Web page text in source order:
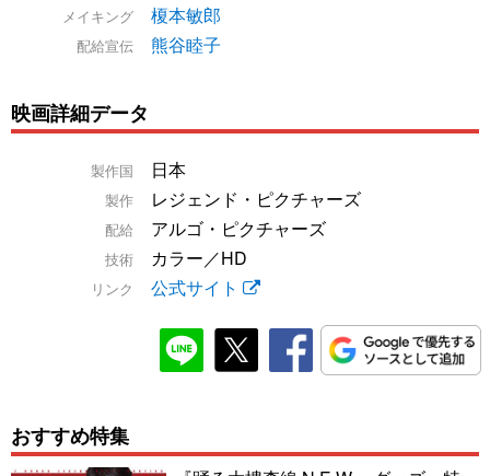
メイキング 榎本敏郎
配給宣伝 熊谷睦子
映画詳細データ
製作国 日本
製作 レジェンド・ピクチャーズ
配給 アルゴ・ピクチャーズ
技術 カラー／HD
リンク 公式サイト
おすすめ特集